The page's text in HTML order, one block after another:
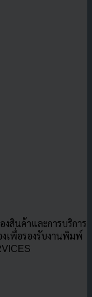
สินค้าและการบริการ
เพื่อรองรับงานพิมพ์